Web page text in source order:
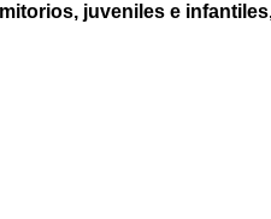
juveniles e